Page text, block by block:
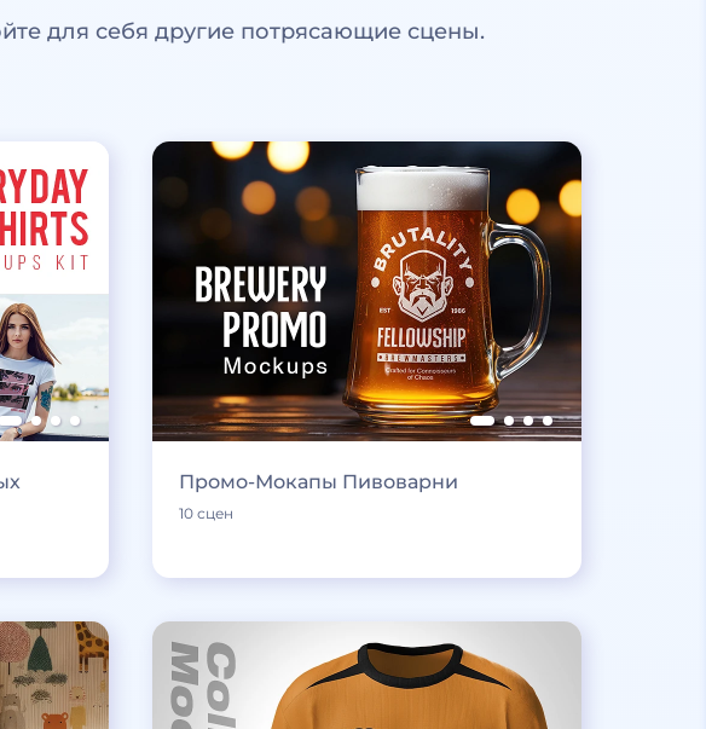
для себя другие потрясающие сцены.
Промо-Мокапы Пивоварни
10 сцен